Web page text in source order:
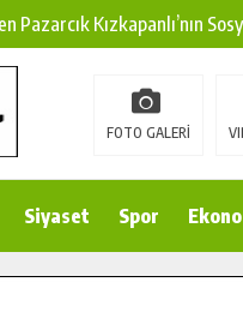
Pazarcık Kızkapanlı’nın
Pazarcık Kırsalına Modern
Uluslararası Başarı:
Maraş Kampında Yeni
FOTO GALERİ
Siyaset Spor